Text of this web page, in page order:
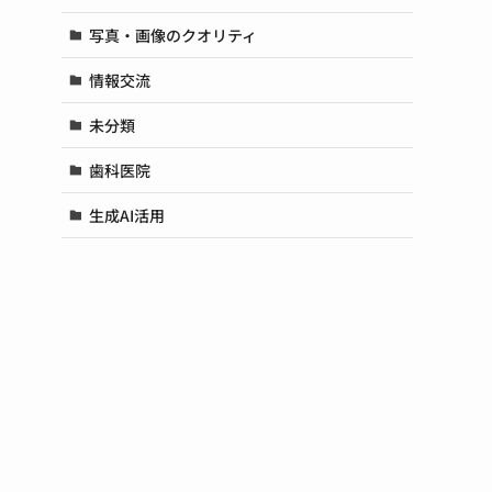
写真・画像のクオリティ
情報交流
未分類
歯科医院
生成AI活用